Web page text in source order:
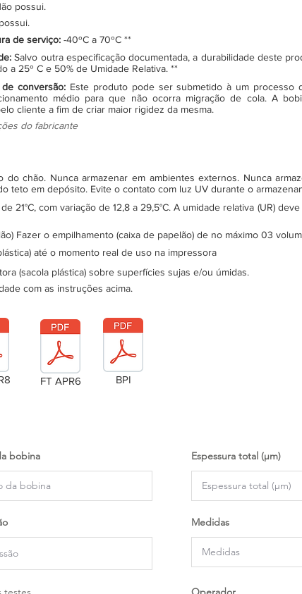
possui.
de serviço: -40ºC a 70ºC **
Salvo outra especificação documentada, a durabilidade deste
a 25º C e 50% de Umidade Relativa. **
de conversão: Este produto pode ser submetido à um processo
médio para que não ocorra migração de cola. A
cliente a fim de criar maior rigidez da mesma.
do fabricante
chão. Nunca armazenar em ambientes externos. Nunca
teto em depósito. Evite o contato com luz UV durante o
21°C, com variação de 12,8 a 29,5°C. A umidade relativa (UR)
Fazer o empilhamento (caixa de papelão) de no máximo 03
até o momento real de uso na impressora
(sacola plástica) sobre superfícies sujas e/ou úmidas.
com as instruções acima.
FT APR6 BPI
bobina Espessura total (µm)
Medidas